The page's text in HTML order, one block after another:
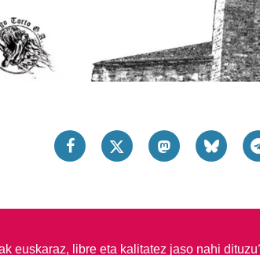
euskaraz, libre eta kalitatez jaso nahi